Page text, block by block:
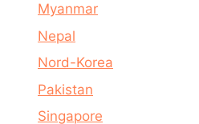
Myanmar
Nepal
Nord-Korea
Pakistan
Singapore